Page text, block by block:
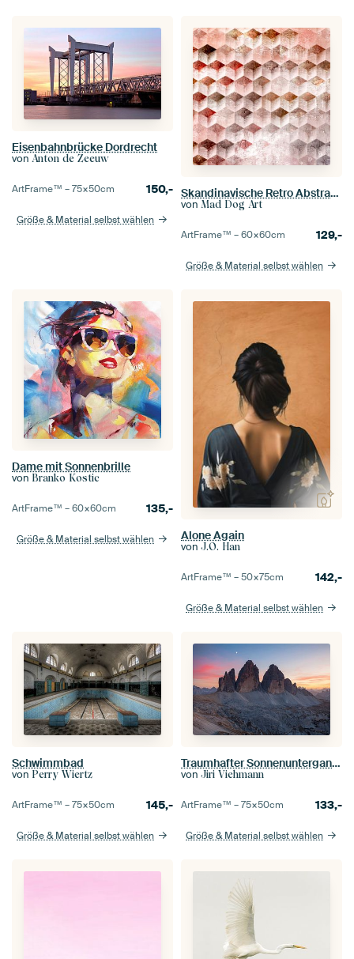
Eisenbahnbrücke Dordrecht
von Anton de Zeeuw
ArtFrame™ –75×50cm 150,-
Größe & Material selbst wählen
Skandinavische Retro Abstraktion Bronze
von Mad Dog Art
ArtFrame™ –60×60cm 129,-
Größe & Material selbst wählen
Dame mit Sonnenbrille
von Branko Kostic
ArtFrame™ –60×60cm 135,-
Größe & Material selbst wählen Alone Again
von J.O. Han
ArtFrame™ –50×75cm 142,-
Größe & Material selbst wählen
Schwimmbad
von Perry Wiertz
ArtFrame™ –75×50cm 145,-
Größe & Material selbst wählen
Traumhafter Sonnenuntergang mit den Drei Zinnen, Dolomiten.
von Jiri Viehmann
ArtFrame™ –75×50cm 133,-
Größe & Material selbst wählen